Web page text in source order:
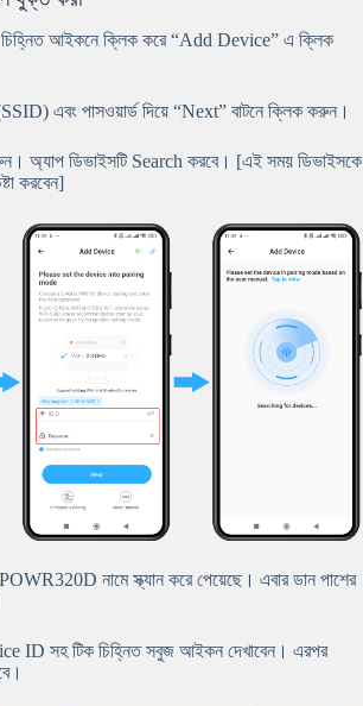
আইকনে ক্লিক করে “Add Device” এ ক্লিক
এবং পাসওয়ার্ড দিয়ে “Next” বাটনে ক্লিক করুন।
অ্যাপ ডিভাইসটি Search করবে। [এই সময় ডিভাইসকে
করবেন]
নামে স্ক্যান করে পেয়েছে। এবার ডান পাশের
ID সহ টিক চিহ্নিত সবুজ আইকন দেখাবেন। এরপর